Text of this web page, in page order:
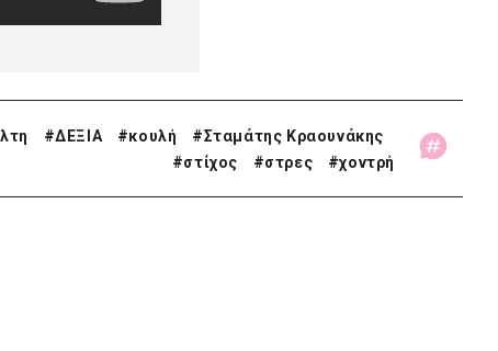
#ΔΕΞΙΑ #κουλή #Σταμάτης Κραουνάκης
#στίχος #στρες #χοντρή